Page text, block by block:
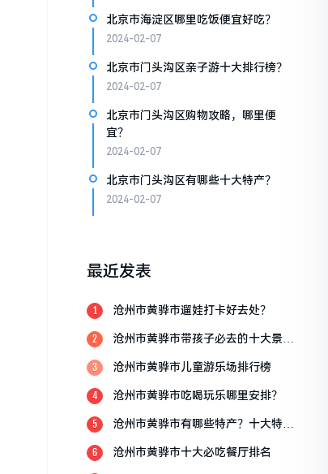
北京市海淀区哪里吃饭便宜好吃？
2024-02-07
北京市门头沟区亲子游十大排行榜？
2024-02-07
北京市门头沟区购物攻略，哪里便
宜？
2024-02-07
北京市门头沟区有哪些十大特产？
2024-02-07
最近发表
1 沧州市黄骅市遛娃打卡好去处？
2
沧州市黄骅市带孩子必去的十大景
3 沧州市黄骅市儿童游乐场排行榜
4 沧州市黄骅市吃喝玩乐哪里安排？
5
沧州市黄骅市有哪些特产？十大特产
6 沧州市黄骅市十大必吃餐厅排名